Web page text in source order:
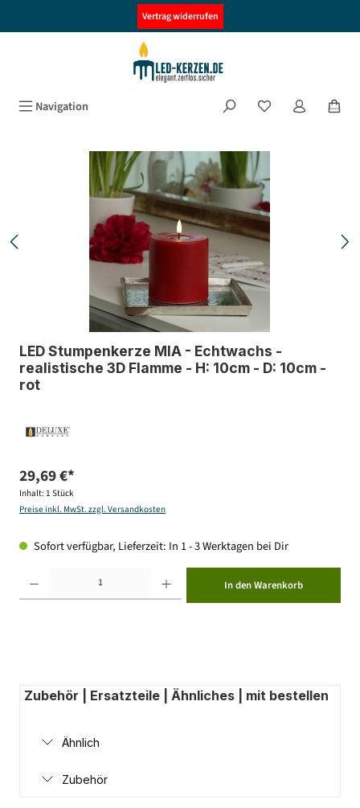
Vertrag widerrufen
Navigation
Bildergalerie überspringen
LED Stumpenkerze MIA - Echtwachs -
realistische 3D Flamme - H: 10cm - D: 10cm -
rot
29,69 €*
Inhalt: 1 Stück
Preise inkl. MwSt. zzgl. Versandkosten
Sofort verfügbar, Lieferzeit: In 1 - 3 Werktagen bei Dir
In den Warenkorb
Zubehör | Ersatzteile | Ähnliches | mit bestellen
Ähnlich
Zubehör